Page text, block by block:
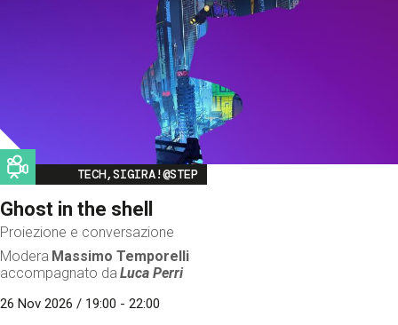
Image
TECH,SIGIRA!@STEP
Ghost in the shell
Proiezione e conversazione
Modera Massimo Temporelli
accompagnato da Luca Perri
26 Nov 2026 / 19:00 - 22:00